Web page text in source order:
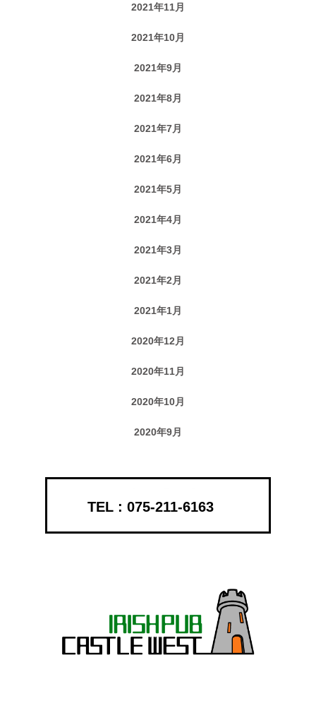
2021年11月
2021年10月
2021年9月
2021年8月
2021年7月
2021年6月
2021年5月
2021年4月
2021年3月
2021年2月
2021年1月
2020年12月
2020年11月
2020年10月
2020年9月
075-211-6163